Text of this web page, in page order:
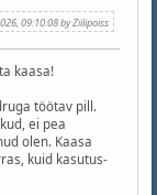
09:10:08 by Ziilipoiss
kaasa!
töötav pill.
ei pea
olen. Kaasa
kuid kasutus-